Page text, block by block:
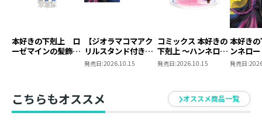
本好きの下剋上 ロ
ーゼマインの髪飾り
【ジオラマコマアク
リルスタンド付き】
本好きの下剋上 ～ハ
ミックス）
発売日:2026.10.15
コミックス 本好きの
下剋上 ～ハンネロー
レの貴族院五年生～
アクリルスタンド
（1巻4話）
発売日:2026.10.15
本好き
ンネロ
五年生
発売日:
こちらもオススメ オススメ商品一覧